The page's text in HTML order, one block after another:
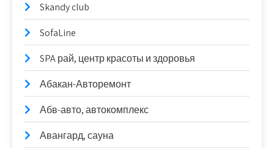
Skandy club
SofaLine
SPA рай, центр красоты и здоровья
Абакан-Авторемонт
Абв-авто, автокомплекс
Авангард, сауна